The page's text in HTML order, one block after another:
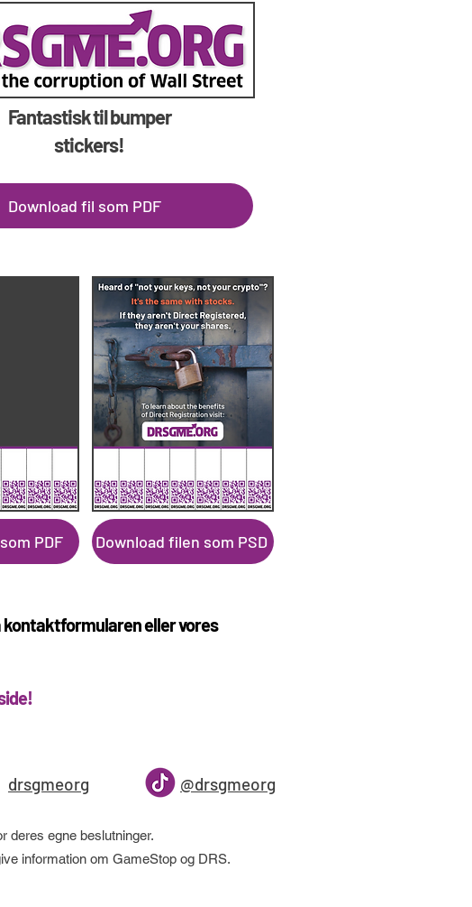
Fantastisk til bumper
stickers!
Download fil som PDF
PDF Download filen som PSD
kontaktformularen eller vores
drsgmeorg @drsgmeorg
deres egne beslutninger.
information om GameStop og DRS.